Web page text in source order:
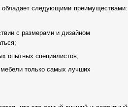
следующими преимуществами:
с размерами и дизайном
опытных специалистов;
мебели только самых лучших